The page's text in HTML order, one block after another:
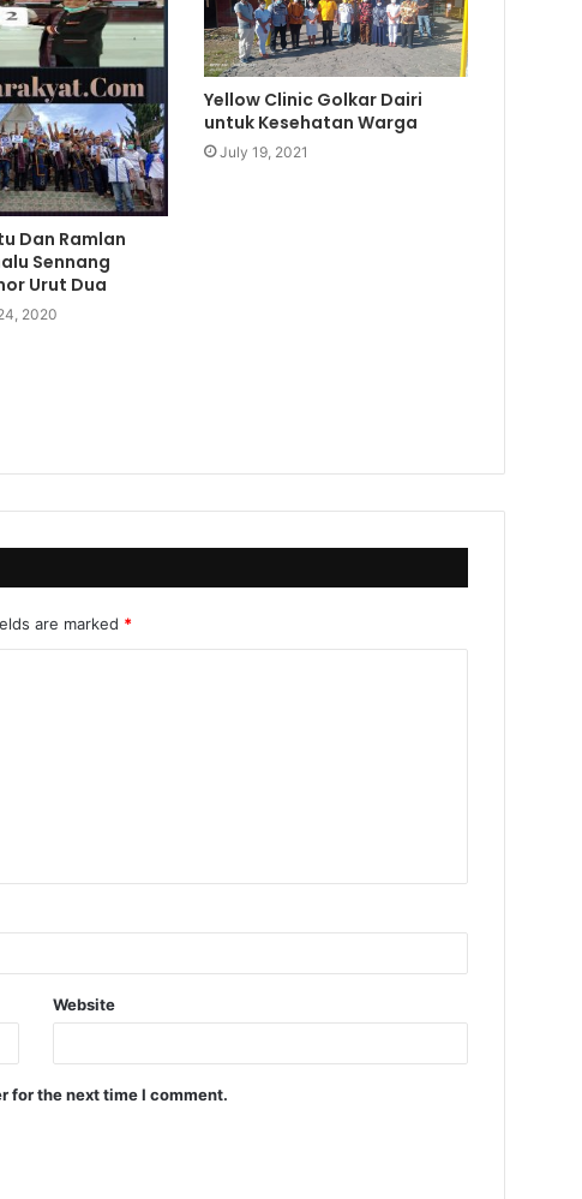
Dan Ramlan
Sennang
Urut Dua
2020
Yellow Clinic Golkar Dairi
untuk Kesehatan Warga
July 19, 2021
are marked *
Website
for the next time I comment.